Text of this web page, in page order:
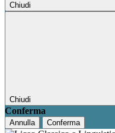
Chiudi
Chiudi
Conferma
Annulla Conferma